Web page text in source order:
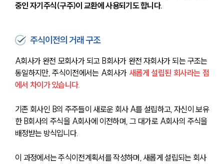
중인 자기주식(구주)이 교환에 사용되기도 합니다.
주식이전의 거래 구조
A회사가 완전 모회사가 되고 B회사가 완전 자회사가 되는 구조는
동일하지만, 주식이전에서는 A회사가 새롭게 설립된 회사라는 점
에서 차이가 있습니다.
기존 회사인 B의 주주들이 새로운 회사 A를 설립하고, 자신이 보유
한 B회사의 주식을 A회사에 이전하며, 그 대가로 A회사의 주식을
배정받는 방식입니다.
이 과정에서는 주식이전계획서를 작성하며, 새롭게 설립되는 회사